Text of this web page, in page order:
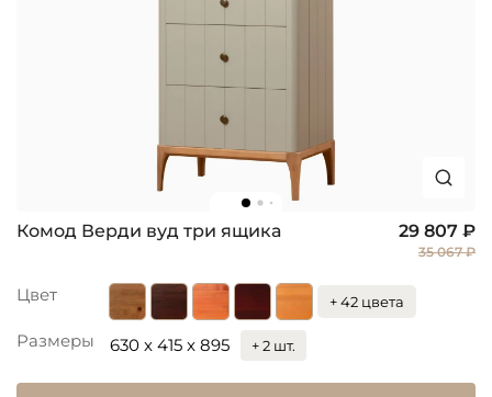
Комод Верди вуд три ящика 29 807 ₽
35 067 ₽
Цвет + 42 цвета
Размеры 630 x 415 x 895 + 2 шт.